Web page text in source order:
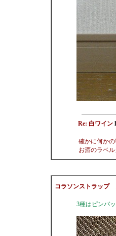
Re: 白ワイン
確かに何か
お酒のラベ
コラソンストラップ
3種はピンバ